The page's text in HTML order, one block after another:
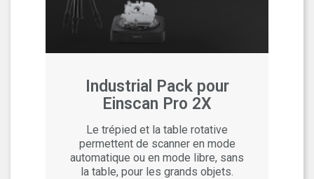
Industrial Pack pour
Einscan Pro 2X
Le trépied et la table rotative
permettent de scanner en mode
automatique ou en mode libre, sans
la table, pour les grands objets.